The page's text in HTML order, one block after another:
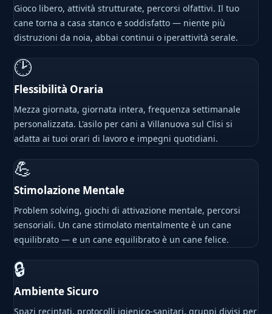
Gioco libero, attività strutturate, percorsi olfattivi. Il tuo
cane torna a casa stanco e soddisfatto — niente più
distruzioni da noia, abbai continui o iperattività serale.
🕑
Flessibilità Oraria
Mezza giornata, giornata intera, frequenza settimanale
personalizzata. L'asilo per cani a Villanuova sul Clisi si
adatta ai tuoi orari di lavoro e impegni quotidiani.
💪
Stimolazione Mentale
Problem solving, giochi di attivazione mentale, percorsi
sensoriali. Un cane stimolato mentalmente è un cane
equilibrato — e un cane equilibrato è un cane felice.
🔒
Ambiente Sicuro
Spazi recintati, protocolli igienico-sanitari, gruppi divisi per